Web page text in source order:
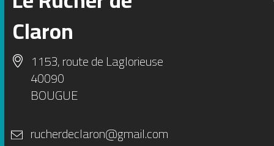
Claron
1153, route de Laglorieuse
40090
BOUGUE
rucherdeclaron@gmail.com